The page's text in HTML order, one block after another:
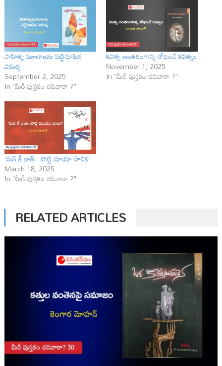
సాహిత్య మూలాలను పట్టిచూపిన
విమర్శ
September 2, 2025
In "మీరీ పుస్తకం చదివారా ?"
కవిత్వ అంతరంగాన్ని శోధించే కవిత్వం
November 1, 2025
In "మీరీ పుస్తకం చదివారా ?"
‘మన్‌ కీ బాత్‌ : వొట్టి మాయా పాచిక’
March 18, 2025
In "మీరీ పుస్తకం చదివారా ?"
RELATED ARTICLES